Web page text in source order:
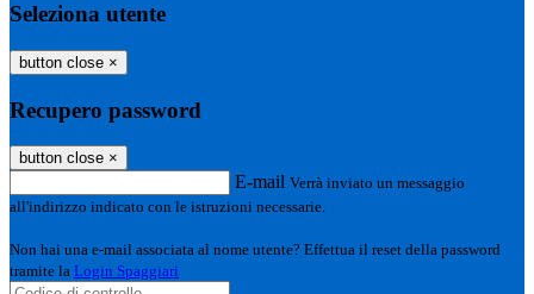
Seleziona utente
button close ×
Recupero password
button close ×
E-mail Verrà inviato un messaggio
all'indirizzo indicato con le istruzioni necessarie.
Non hai una e-mail associata al nome utente? Effettua il reset della password
tramite la Login Spaggiari